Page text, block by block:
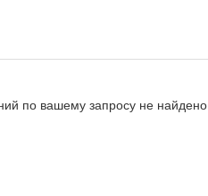
по вашему запросу не найдено